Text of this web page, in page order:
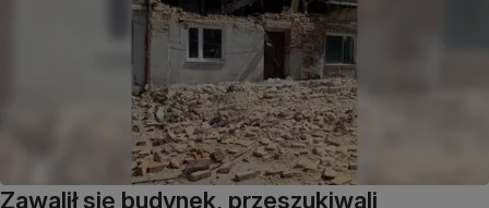
Zawalił się budynek, przeszukiwali